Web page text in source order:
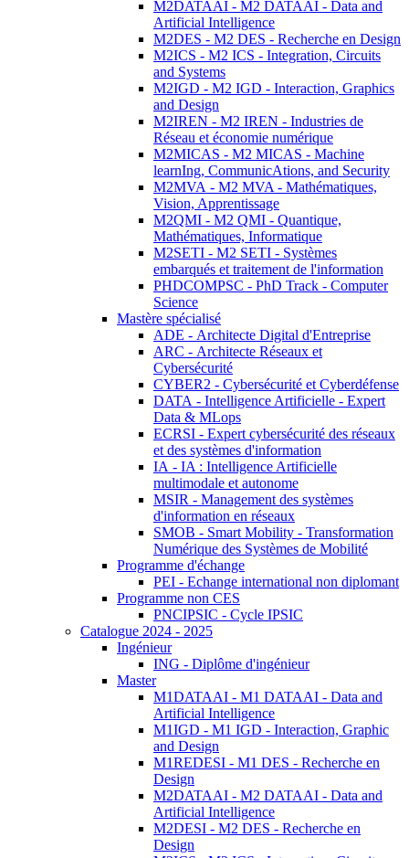
M2DATAAI - M2 DATAAI - Data and
Artificial Intelligence
M2DES - M2 DES - Recherche en Design
M2ICS - M2 ICS - Integration, Circuits
and Systems
M2IGD - M2 IGD - Interaction, Graphics
and Design
M2IREN - M2 IREN - Industries de
Réseau et économie numérique
M2MICAS - M2 MICAS - Machine
learnIng, CommunicAtions, and Security
M2MVA - M2 MVA - Mathématiques,
Vision, Apprentissage
M2QMI - M2 QMI - Quantique,
Mathématiques, Informatique
M2SETI - M2 SETI - Systèmes
embarqués et traitement de l'information
PHDCOMPSC - PhD Track - Computer
Science
Mastère spécialisé
ADE - Architecte Digital d'Entreprise
ARC - Architecte Réseaux et
Cybersécurité
CYBER2 - Cybersécurité et Cyberdéfense
DATA - Intelligence Artificielle - Expert
Data & MLops
ECRSI - Expert cybersécurité des réseaux
et des systèmes d'information
IA - IA : Intelligence Artificielle
multimodale et autonome
MSIR - Management des systèmes
d'information en réseaux
SMOB - Smart Mobility - Transformation
Numérique des Systèmes de Mobilité
Programme d'échange
PEI - Echange international non diplomant
Programme non CES
PNCIPSIC - Cycle IPSIC
Catalogue 2024 - 2025
Ingénieur
ING - Diplôme d'ingénieur
Master
M1DATAAI - M1 DATAAI - Data and
Artificial Intelligence
M1IGD - M1 IGD - Interaction, Graphic
and Design
M1REDESI - M1 DES - Recherche en
Design
M2DATAAI - M2 DATAAI - Data and
Artificial Intelligence
M2DESI - M2 DES - Recherche en
Design